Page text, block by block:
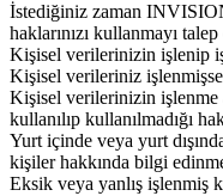
İstediğiniz zaman
haklarınızı kullanmayı
Kişisel verilerinizin işlenip
Kişisel verileriniz
Kişisel verilerinizin işlenme
kullanılıp kullanılmadığı
Yurt içinde veya yurt
kişiler hakkında bilgi
Eksik veya yanlış işlenmiş